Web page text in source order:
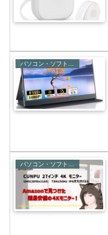
パソコン・ソフト・ゲーム関係